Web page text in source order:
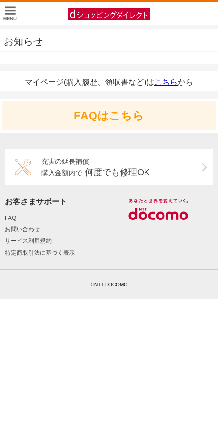
お知らせ
マイページ(購入履歴、領収書など)はこちらから
FAQはこちら
充実の延長補償
購入金額内で 何度でも修理OK
お客さまサポート
FAQ
お問い合わせ
サービス利用規約
特定商取引法に基づく表示
©NTT DOCOMO